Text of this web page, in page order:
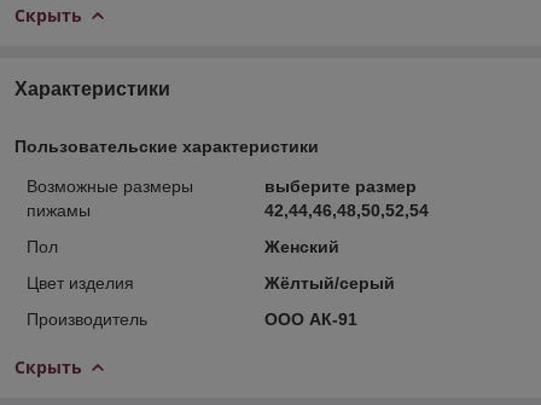
Скрыть
Характеристики
Пользовательские характеристики
Возможные размеры
пижамы
выберите размер
42,44,46,48,50,52,54
Пол
Женский
Цвет изделия
Жёлтый/серый
Производитель
ООО АК-91
Скрыть